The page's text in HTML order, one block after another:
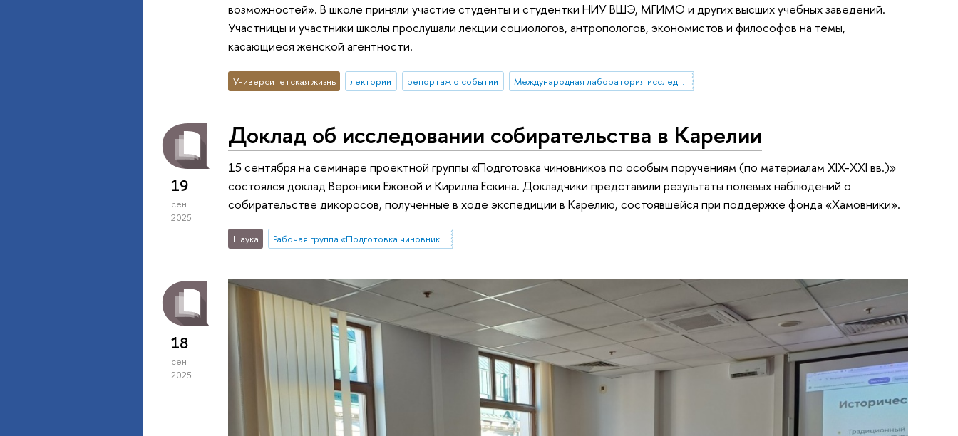
возможностей». В школе приняли участие студенты и студентки НИУ ВШЭ, МГИМО и других высших учебных заведений.
Участницы и участники школы прослушали лекции социологов, антропологов, экономистов и философов на темы,
касающиеся женской агентности.
Университетская жизнь лектории репортаж о событии Международная лаборатория исследований социальной интеграции
19
сен
2025
Доклад об исследовании собирательства в Карелии
15 сентября на семинаре проектной группы «Подготовка чиновников по особым поручениям (по материалам XIX-XXI вв.)»
состоялся доклад Вероники Ежовой и Кирилла Ескина. Докладчики представили результаты полевых наблюдений о
собирательстве дикоросов, полученные в ходе экспедиции в Карелию, состоявшейся при поддержке фонда «Хамовники».
Наука Рабочая группа «Подготовка чиновников по особым поручениям»
18
сен
2025